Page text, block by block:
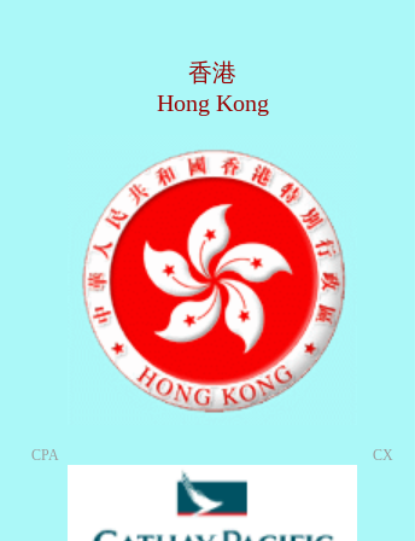
香港
Hong Kong
CPA CX